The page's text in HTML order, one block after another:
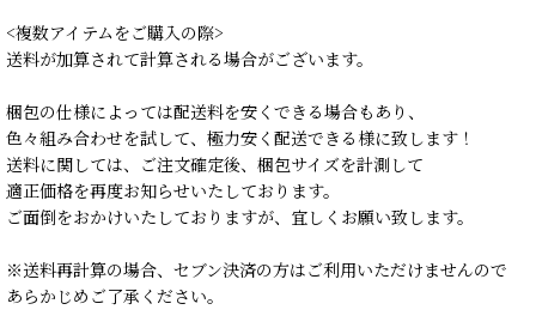
<複数アイテムをご購入の際>
送料が加算されて計算される場合がございます。
梱包の仕様によっては配送料を安くできる場合もあり、
色々組み合わせを試して、極力安く配送できる様に致します！
送料に関しては、ご注文確定後、梱包サイズを計測して
適正価格を再度お知らせいたしております。
ご面倒をおかけいたしておりますが、宜しくお願い致します。
※送料再計算の場合、セブン決済の方はご利用いただけませんので
あらかじめご了承ください。